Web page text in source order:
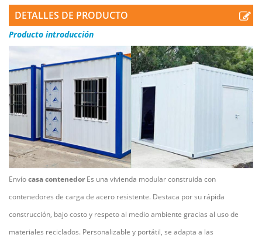
DETALLES DE PRODUCTO
Producto introducción
Envíocasa contenedor Es una vivienda modular construida con
contenedores de carga de acero resistente. Destaca por su rápida
construcción, bajo costo y respeto al medio ambiente gracias al uso de
materiales reciclados. Personalizable y portátil, se adapta a las